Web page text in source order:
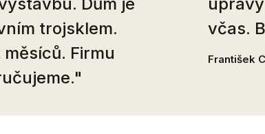
trojsklem.
Firmu
včas.
František